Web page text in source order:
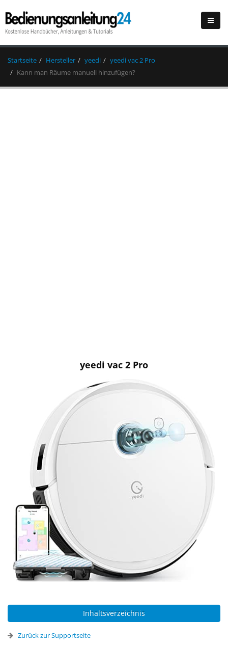
Startseite Hersteller yeedi
yeedi vac 2 Pro
Kann man Räume manuell hinzufügen?
yeedi vac 2 Pro
Inhaltsverzeichnis
Zurück zur Supportseite